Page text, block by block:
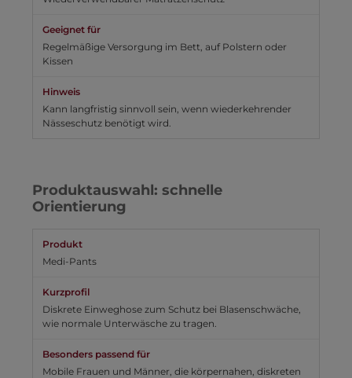
Regelmäßige Versorgung im Bett, auf Polstern oder
Kissen
Kann langfristig sinnvoll sein, wenn wiederkehrender
Nässeschutz benötigt wird.
Produktauswahl: schnelle
Orientierung
Medi-Pants
Diskrete Einweghose zum Schutz bei Blasenschwäche,
wie normale Unterwäsche zu tragen.
Mobile Frauen und Männer, die körpernahen, diskreten